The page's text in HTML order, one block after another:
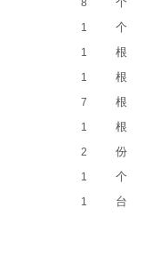
8
1 个
1 根
1 根
7 根
1 根
2 份
1 个
1 台